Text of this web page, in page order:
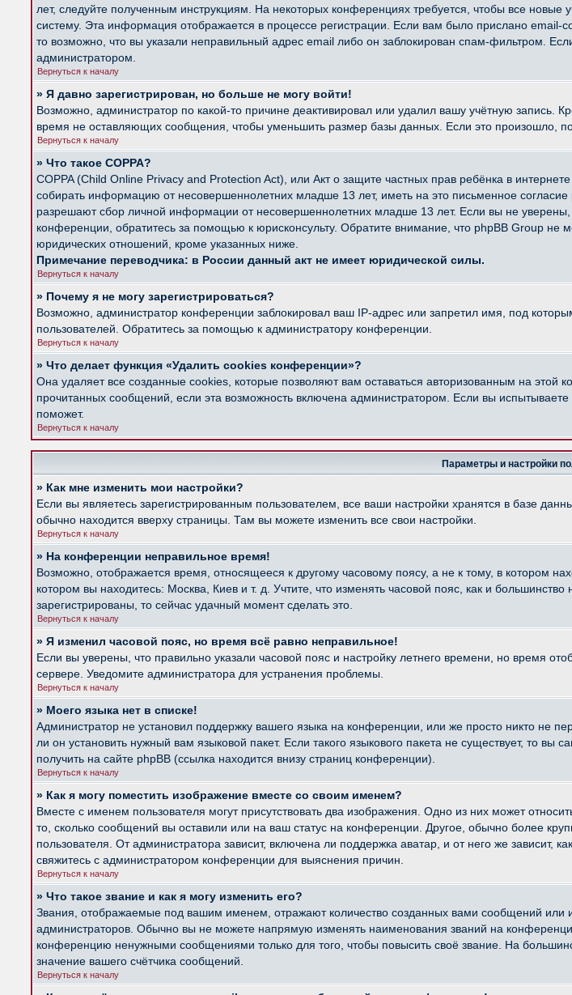
лет, следуйте полученным инструкциям. На некоторых конференциях требуется, чтобы все
систему. Эта информация отображается в процессе регистрации. Если вам было прислано
то возможно, что вы указали неправильный адрес email либо он заблокирован спам-фильтром.
администратором.
Вернуться к началу
» Я давно зарегистрирован, но больше не могу войти!
Возможно, администратор по какой-то причине деактивировал или удалил вашу учётную запись.
время не оставляющих сообщения, чтобы уменьшить размер базы данных. Если это произошло,
Вернуться к началу
» Что такое COPPA?
COPPA (Child Online Privacy and Protection Act), или Акт о защите частных прав ребёнка в
собирать информацию от несовершеннолетних младше 13 лет, иметь на это письменное
разрешают сбор личной информации от несовершеннолетних младше 13 лет. Если вы не
конференции, обратитесь за помощью к юрисконсульту. Обратите внимание, что phpBB Group
юридических отношений, кроме указанных ниже.
Примечание переводчика: в России данный акт не имеет юридической силы.
Вернуться к началу
» Почему я не могу зарегистрироваться?
Возможно, администратор конференции заблокировал ваш IP-адрес или запретил имя, под
пользователей. Обратитесь за помощью к администратору конференции.
Вернуться к началу
» Что делает функция «Удалить cookies конференции»?
Она удаляет все созданные cookies, которые позволяют вам оставаться авторизованным на этой
прочитанных сообщений, если эта возможность включена администратором. Если вы
поможет.
Вернуться к началу
Параметры и настройки
» Как мне изменить мои настройки?
Если вы являетесь зарегистрированным пользователем, все ваши настройки хранятся в базе
обычно находится вверху страницы. Там вы можете изменить все свои настройки.
Вернуться к началу
» На конференции неправильное время!
Возможно, отображается время, относящееся к другому часовому поясу, а не к тому, в котором
котором вы находитесь: Москва, Киев и т. д. Учтите, что изменять часовой пояс, как и
зарегистрированы, то сейчас удачный момент сделать это.
Вернуться к началу
» Я изменил часовой пояс, но время всё равно неправильное!
Если вы уверены, что правильно указали часовой пояс и настройку летнего времени, но время
сервере. Уведомите администратора для устранения проблемы.
Вернуться к началу
» Моего языка нет в списке!
Администратор не установил поддержку вашего языка на конференции, или же просто никто не
ли он установить нужный вам языковой пакет. Если такого языкового пакета не существует, то
получить на сайте phpBB (ссылка находится внизу страниц конференции).
Вернуться к началу
» Как я могу поместить изображение вместе со своим именем?
Вместе с именем пользователя могут присутствовать два изображения. Одно из них может
то, сколько сообщений вы оставили или на ваш статус на конференции. Другое, обычно более
пользователя. От администратора зависит, включена ли поддержка аватар, и от него же зависит,
свяжитесь с администратором конференции для выяснения причин.
Вернуться к началу
» Что такое звание и как я могу изменить его?
Звания, отображаемые под вашим именем, отражают количество созданных вами сообщений
администраторов. Обычно вы не можете напрямую изменять наименования званий на
конференцию ненужными сообщениями только для того, чтобы повысить своё звание. На
значение вашего счётчика сообщений.
Вернуться к началу